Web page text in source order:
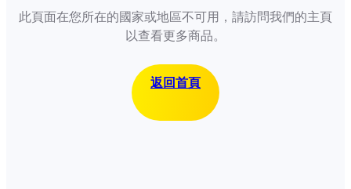
此頁面在您所在的國家或地區不可用，請訪問我們的主頁
以查看更多商品。
返回首頁